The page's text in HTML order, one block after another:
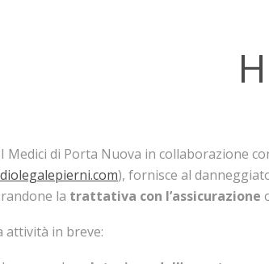
Medici di Porta Nuova in collaborazione
), fornisce al
la trattativa con l’assicurazione
attività in breve: